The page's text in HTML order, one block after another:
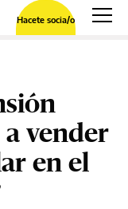
Hacete socia/o
vender
en el